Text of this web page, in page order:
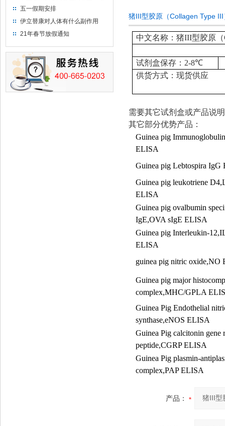
五一假期安排
伊立替康对人体有什么副作用
21年春节放假通知
猪III型胶原（Collagen Type
中文名称：猪III型胶原
试剂盒保存： 2-8℃
供货方式：现货供应
需要其它试剂盒或产品说
其它部分优势产品：
Guinea pig
ELISA
Guinea pig Lebtospira IgG
Guinea pig leukotriene
ELISA
Guinea pig ovalbumin
IgE,OVA sIgE ELISA
Guinea pig Interleukin-
ELISA
guinea pig nitric oxide,NO
Guinea pig major
complex,MHC/GPLA
Guinea Pig Endothelial
synthase,eNOS ELISA
Guinea Pig calcitonin gene
peptide,CGRP ELISA
Guinea Pig plasmin-
complex,PAP ELISA
产品：